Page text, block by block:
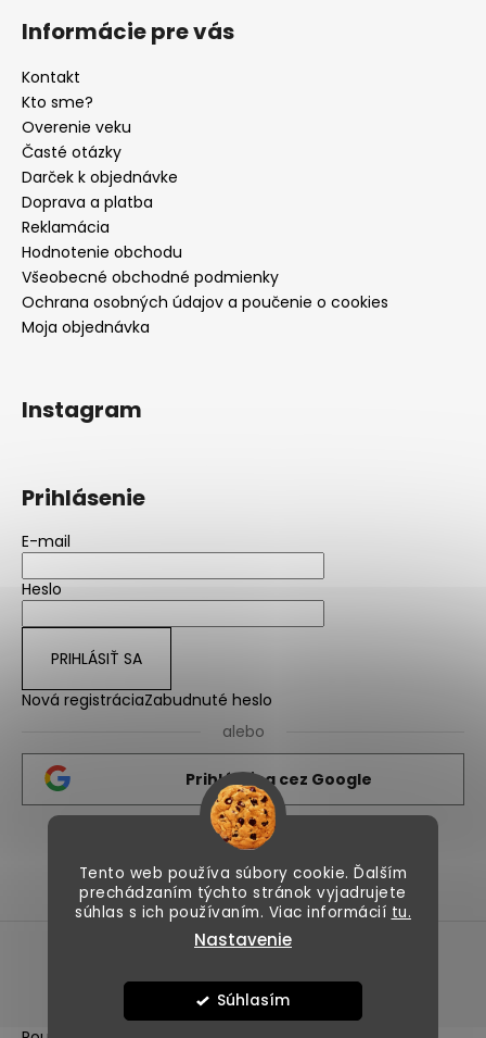
Tento web používa súbory cookie. Ďalším
prechádzaním týchto stránok vyjadrujete
súhlas s ich používaním. Viac informácií tu.
Nastavenie
Súhlasím
Informácie pre vás
Kontakt
Kto sme?
Overenie veku
Časté otázky
Darček k objednávke
Doprava a platba
Reklamácia
Hodnotenie obchodu
Všeobecné obchodné podmienky
Ochrana osobných údajov a poučenie o cookies
Moja objednávka
Instagram
Prihlásenie
E-mail
Heslo
PRIHLÁSIŤ SA
Nová registráciaZabudnuté heslo
alebo
Prihlásiť sa cez Google
Nicolips.sk Nicolips.cz
Vytvoril Shoptet